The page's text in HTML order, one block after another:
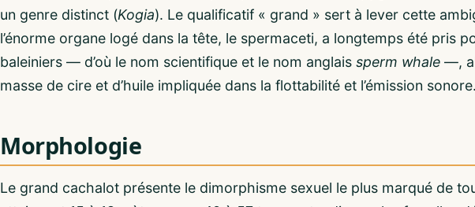
un genre distinct (Kogia). Le qualificatif « grand » sert à lever cette
l’énorme organe logé dans la tête, le spermaceti, a longtemps été pris
baleiniers — d’où le nom scientifique et le nom anglais sperm whale —,
masse de cire et d’huile impliquée dans la flottabilité et l’émission sonore.
Morphologie
Le grand cachalot présente le dimorphisme sexuel le plus marqué de